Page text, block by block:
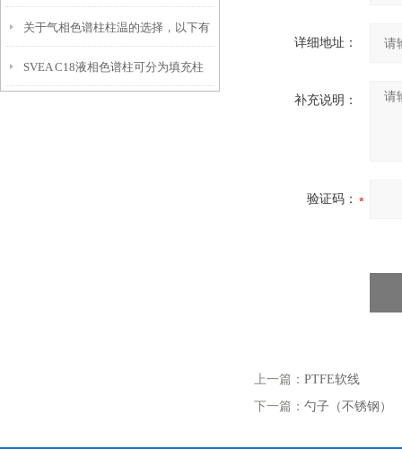
有什么表现？
关于气相色谱柱柱温的选择，以下有
详细说明
SVEA C18液相色谱柱可分为填充柱
详细地址：
补充说明：
验证码：
上一篇： PTFE软线
下一篇： 勺子（不锈钢）